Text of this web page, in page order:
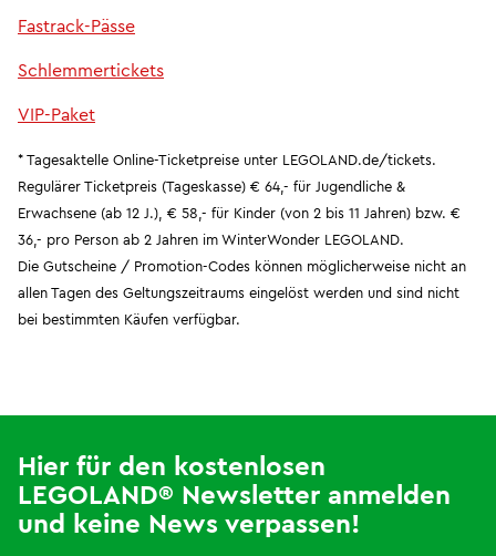
Fastrack-Pässe
Schlemmertickets
VIP-Paket
* Tagesaktelle Online-Ticketpreise unter LEGOLAND.de/tickets.
Regulärer Ticketpreis (Tageskasse) € 64,- für Jugendliche &
Erwachsene (ab 12 J.), € 58,- für Kinder (von 2 bis 11 Jahren) bzw. €
36,- pro Person ab 2 Jahren im WinterWonder LEGOLAND.
Die Gutscheine / Promotion-Codes können möglicherweise nicht an
allen Tagen des Geltungszeitraums eingelöst werden und sind nicht
bei bestimmten Käufen verfügbar.
Hier für den kostenlosen
LEGOLAND® Newsletter anmelden
und keine News verpassen!